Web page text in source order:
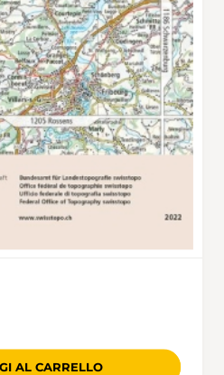
AL CARRELLO